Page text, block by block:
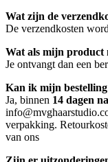
Wat zijn de
De verzendkosten
Wat als mijn product
Je ontvangt dan een
Kan ik mijn
Ja, binnen 14 dagen
verpakking.
van ons